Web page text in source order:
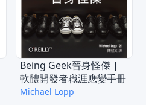
Being Geek晉身怪傑 |
軟體開發者職涯應變手冊
Michael Lopp